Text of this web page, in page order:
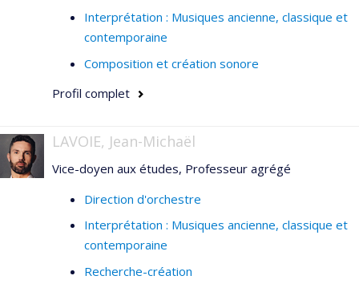
Interprétation : Musiques ancienne, classique et
contemporaine
Composition et création sonore
Profil complet
LAVOIE, Jean-Michaël
Vice-doyen aux études, Professeur agrégé
Direction d'orchestre
Interprétation : Musiques ancienne, classique et
contemporaine
Recherche-création